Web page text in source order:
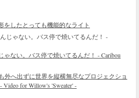
をしたとっても機能的なライト
ない。バス停で焼いてるんだ！ - Caribou
外へ出ずに世界を縦横無尽なプロジェクショ
Video for Willow's 'Sweater' -